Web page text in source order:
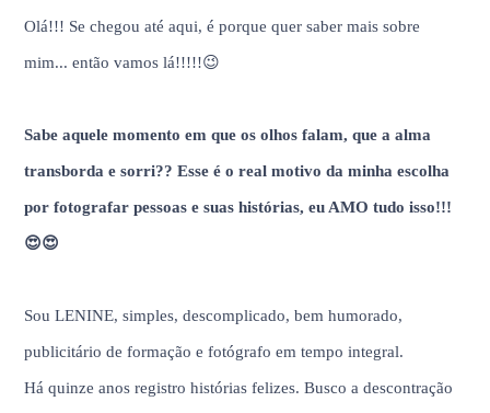
Olá!!! Se chegou até aqui, é porque quer saber mais sobre
mim... então vamos lá!!!!!😉
Sabe aquele momento em que os olhos falam, que a alma
transborda e sorri?? Esse é o real motivo da minha escolha
por fotografar pessoas e suas histórias, eu AMO tudo isso!!!
😍😍
Sou LENINE, simples, descomplicado, bem humorado,
publicitário de formação e fotógrafo em tempo integral.
Há quinze anos registro histórias felizes. Busco a descontração